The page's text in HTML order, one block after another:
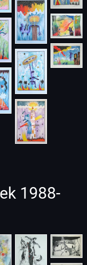
1988-